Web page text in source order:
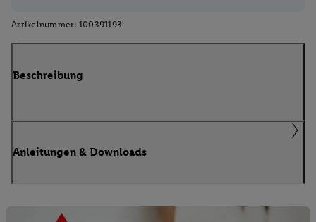
Artikelnummer: 100391193
Beschreibung
Anleitungen & Downloads